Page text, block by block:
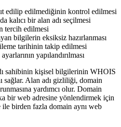
edilip edilmediğinin kontrol edilmesi
kalıcı bir alan adı seçilmesi
tercih edilmesi
bilgilerin eksiksiz hazırlanması
tarihinin takip edilmesi
yapılandırılması
sahibinin kişisel bilgilerinin WHOIS
sağlar. Alan adı gizliliği, domain
yardımcı olur. Domain
bir web adresine yönlendirmek için
ile birden fazla domain aynı web